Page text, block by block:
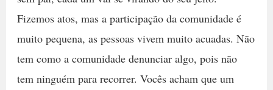
Fizemos atos, mas a participação da comunidade é
muito pequena, as pessoas vivem muito acuadas. Não
tem como a comunidade denunciar algo, pois não
tem ninguém para recorrer. Vocês acham que um